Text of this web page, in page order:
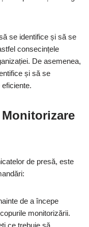
se identifice și să se
consecințele
De asemenea,
și să se
de presă, este
de a începe
monitorizării.
ce trebuie să